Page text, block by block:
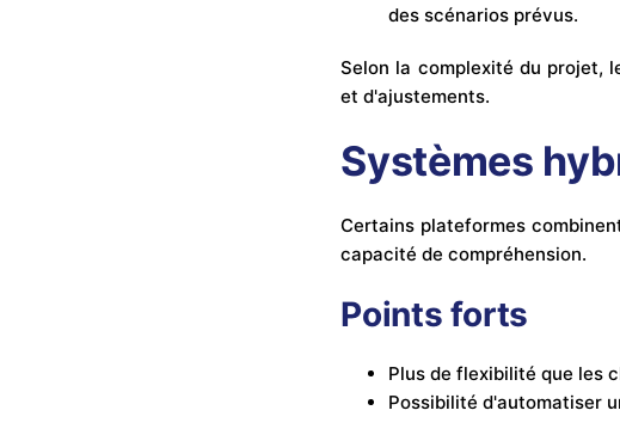
des scénarios prévus.
Selon la complexité du projet,
et d'ajustements.
Systèmes
Certains plateformes
capacité de compréhension.
Points forts
Plus de flexibilité que les
Possibilité d'automatiser